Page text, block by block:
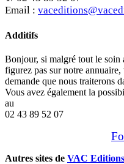
Email :
Additifs
Bonjour, si malgré tout le soin
figurez pas sur notre
demande que nous traiterons
Vous avez également la
au
02 43 89 52 07
Autres sites de VAC